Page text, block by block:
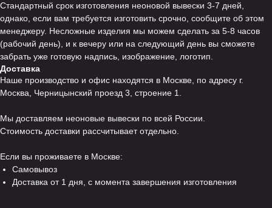
Стандартный срок изготовления неоновой вывески 3-7 дней,
однако, если вам требуется изготовить срочно, сообщите об этом
менеджеру. Несложные изделия мы можем сделать за 5-8 часов
(рабочий день), и к вечеру или на следующий день вы сможете
забрать уже готовую надпись, изображение, логотип.
Доставка
Наше производство и офис находятся в Москве, по адресу г.
Москва, Черницынский проезд 3, строение 1.
Мы доставляем неоновые вывески по всей России.
Стоимость доставки рассчитывает отдельно.
Если вы проживаете в Москве:
Самовывоз
Доставка от 1 дня, с момента завершения изготовления